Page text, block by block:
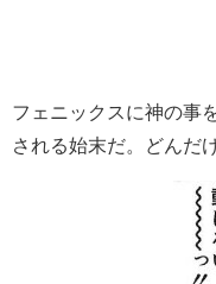
フェニックスに神の事
される始末だ。どんだ